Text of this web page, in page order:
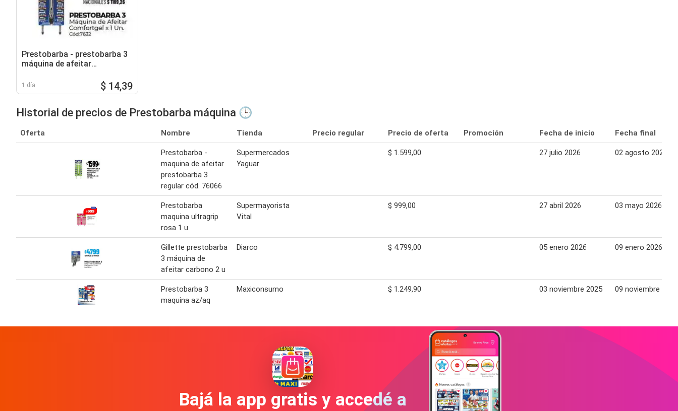
Prestobarba - prestobarba 3
máquina de afeitar
1 día $ 14,39
Historial de precios de Prestobarba máquina 🕒
Oferta Nombre Tienda Precio regular Precio de oferta Promoción Fecha de inicio Fecha final
Prestobarba -
maquina de afeitar
prestobarba 3
regular cód. 76066
Supermercados
Yaguar
$ 1.599,00 27 julio 2026 02 agosto 2026
Prestobarba
maquina ultragrip
rosa 1 u
Supermayorista
Vital
$ 999,00 27 abril 2026 03 mayo 2026
Gillette prestobarba
3 máquina de
afeitar carbono 2 u
Diarco $ 4.799,00 05 enero 2026 09 enero 2026
Prestobarba 3
maquina az/aq
Maxiconsumo $ 1.249,90 03 noviembre 2025 09 noviembre 2025
Bajá la app gratis y accedé a